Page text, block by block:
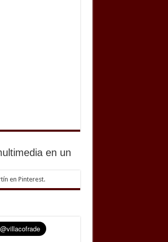
en un
en Pinterest.